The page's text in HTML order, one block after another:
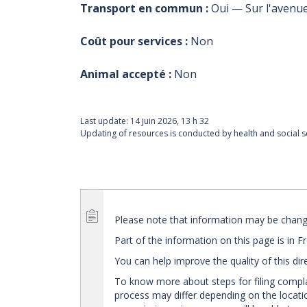
Transport en commun :Oui — Sur
Coût pour services : Non
Animal accepté : Non
Last update: 14 juin 2026, 13 h 32
Updating of resources is conducted by health and social
Please note that information may be
Part of the information on this page is in
You can help improve the quality of this
To know more about steps for filing
process may differ depending on the